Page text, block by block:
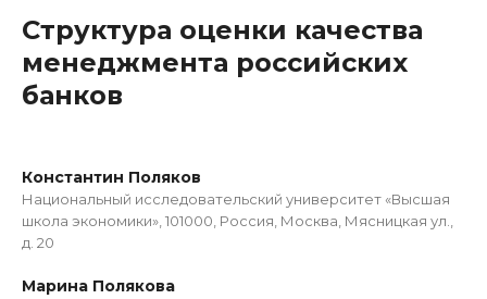
Структура оценки качества
менеджмента российских
банков
Константин Поляков
Национальный исследовательский университет «Высшая
школа экономики», 101000, Россия, Москва, Мясницкая ул.,
д. 20
Марина Полякова